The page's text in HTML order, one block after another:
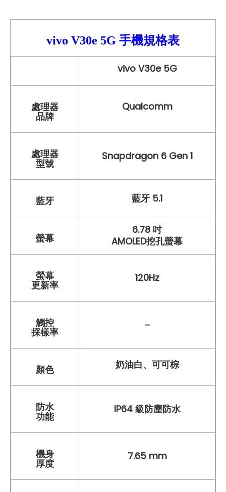
vivo V30e 5G 手機規格表
vivo V30e 5G
處理器
品牌
Qualcomm
處理器
型號
Snapdragon 6 Gen 1
藍牙 藍牙 5.1
螢幕
6.78 吋
AMOLED挖孔螢幕
螢幕
更新率
120Hz
觸控
採樣率
－
顏色 奶油白、可可棕
防水
功能
IP64 級防塵防水
機身
厚度
7.65 mm